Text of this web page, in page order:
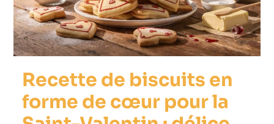
Recette de biscuits en
forme de cœur pour la